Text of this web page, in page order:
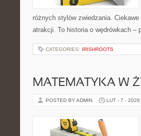
różnych stylów zwiedzania.
atrakcji. To historia o wędrówkach
CATEGORIES: IRISHROOTS
MATEMATYKA W
POSTED BY ADMIN LUT - 7 - 2026